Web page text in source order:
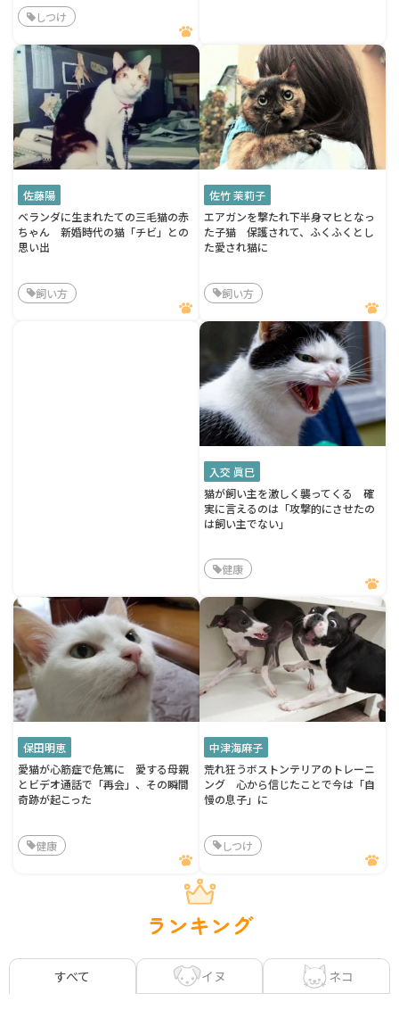
しつけ
佐藤陽
ベランダに生まれたての三毛猫の赤
ちゃん 新婚時代の猫「チビ」との
思い出
飼い方
佐竹 茉莉子
エアガンを撃たれ下半身マヒとなっ
た子猫 保護されて、ふくふくとし
た愛され猫に
飼い方
入交 眞巳
猫が飼い主を激しく襲ってくる 確
実に言えるのは「攻撃的にさせたの
は飼い主でない」
健康
保田明恵
愛猫が心筋症で危篤に 愛する母親
とビデオ通話で「再会」、その瞬間
奇跡が起こった
健康
中津海麻子
荒れ狂うボストンテリアのトレーニ
ング 心から信じたことで今は「自
慢の息子」に
しつけ
ランキング
すべて イヌ ネコ